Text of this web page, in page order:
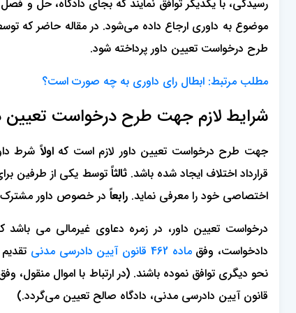
رسیدگی، با یکدیگر توافق نمایند که بجای دادگاه، حل و
موضوع به داوری ارجاع داده می‌شود. در مقاله حاضر که
طرح درخواست تعیین داور پرداخته شود.
مطلب مرتبط: ابطال رای داوری به چه صورت است؟
شرایط لازم جهت طرح درخواست تعیین
جهت طرح درخواست تعیین داور لازم است کهاولاً شرط
قرارداد اختلاف ایجاد شده باشد.ثالثاًتوسط یکی از طرفین
اختصاصی خود را معرفی نماید. رابعاً در خصوص داور مشترک
درخواست تعیین داور، در زمره دعاوی غیرمالی می
دادخواست، وفقماده 462 قانون آیین دادرسی مدنی
قانون آیین دادرسی مدنی، دادگاه صالح تعیین می‌گردد.)